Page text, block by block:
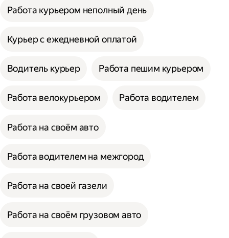
Работа курьером неполный день
Курьер с ежедневной оплатой
Водитель курьер Работа пешим курьером
Работа велокурьером Работа водителем
Работа на своём авто
Работа водителем на межгород
Работа на своей газели
Работа на своём грузовом авто